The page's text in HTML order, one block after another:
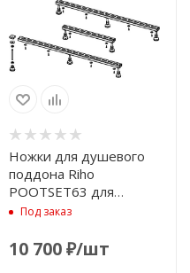
Ножки для душевого
поддона Riho
POOTSET63 для
поддонов Basel 404,
Под заказ
10 700₽/шт